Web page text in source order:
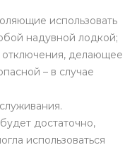
использовать
надувной лодкой;
отключения, делающее
– в случае
достаточно,
использоваться